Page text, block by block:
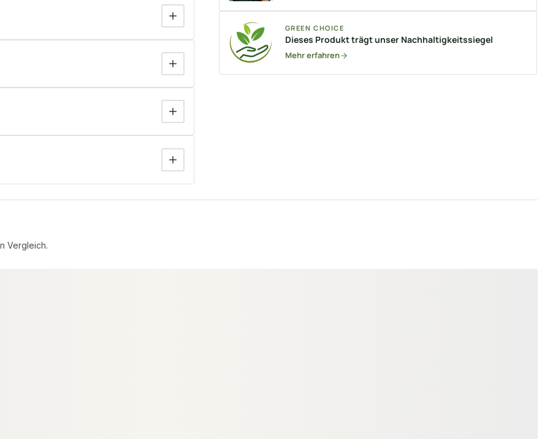
GREEN CHOICE
Dieses Produkt trägt unser Nachhaltigkeitssiegel
Mehr erfahren
Vergleich.